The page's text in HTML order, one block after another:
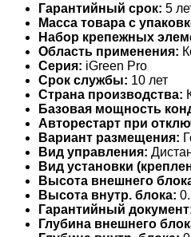
Гарантийный срок: 5
Масса товара с
Набор крепежных
Область применения:
Серия: iGreen Pro
Срок службы: 10 лет
Страна производства:
Базовая мощность
Авторестарт при
Вариант размещения:
Вид управления:
Вид установки
Высота внешнего
Высота внутр. блока:
Гарантийный
Глубина внешнего